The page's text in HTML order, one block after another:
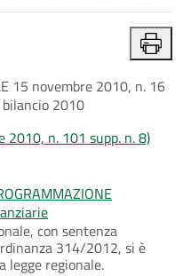
15 novembre 2010, n. 16
2010
2010, n. 101 supp. n. 8)
con sentenza
314/2012, si è
legge regionale.